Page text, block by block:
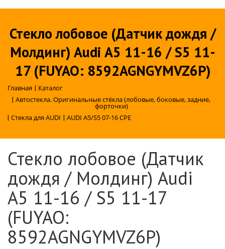
Стекло лобовое (Датчик дождя /
Молдинг) Audi A5 11-16 / S5 11-
17 (FUYAO: 8592AGNGYMVZ6P)
Главная | Каталог
| Автостекла. Оригинальные стёкла (лобовые, боковые, задние,
форточки)
| Стекла для AUDI | AUDI A5/S5 07-16 CPE
Стекло лобовое (Датчик
дождя / Молдинг) Audi
A5 11-16 / S5 11-17
(FUYAO:
8592AGNGYMVZ6P)